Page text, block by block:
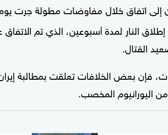
إلى اتفاق خلال مفاوضات مطولة جرت
النار لمدة أسبوعين، الذي تم الاتفاق
القتال.
فإن بعض الخلافات تعلقت بمطالبة
اليورانيوم المخصب.